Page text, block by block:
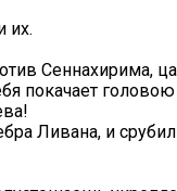
их.
Сеннахирима,
покачает
Ливана, и